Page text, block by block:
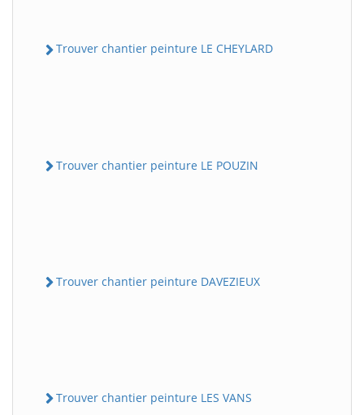
Trouver chantier peinture LE CHEYLARD
Trouver chantier peinture LE POUZIN
Trouver chantier peinture DAVEZIEUX
Trouver chantier peinture LES VANS